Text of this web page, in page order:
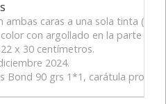
ambas caras a una sola tinta
con argollado en la parte
x 30 centímetros.
2024.
Bond 90 grs 1*1, carátula propal